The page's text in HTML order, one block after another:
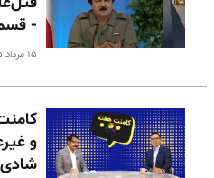
-
۱۵ مرداد ۱۴۰۵
و
شادی